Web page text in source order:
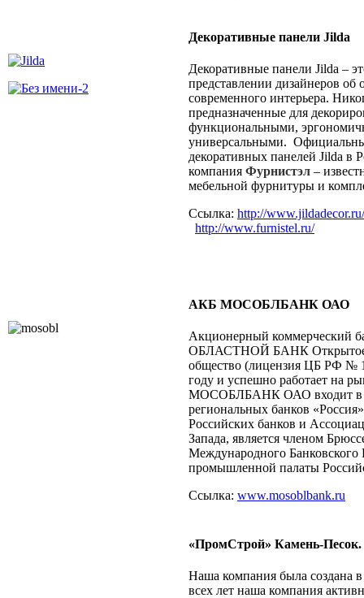
Декоративные панели Jilda
Декоративные панели Jilda –
представлении дизайнеров об
современного интерьера.
предназначенные для
функциональными,
универсальными.
декоративных панелей Jilda в
компания Фурнистэл –
мебельной фурнитуры и
Ссылка: http://
http://www.furnistel.ru/
АКБ МОСОБЛБАНК ОАО
Акционерный
ОБЛАСТНОЙ БАНК Открытое
общество (лицензия ЦБ РФ №
году и успешно работает на
МОСОБЛБАНК ОАО входит в
региональных банков
Российских банков и
Запада, является членом
Международного Банковского
промышленной палаты
Ссылка: www.mosoblbank.ru
«ПромСтрой» Камень-Песок.
Наша компания была создана
всех лет наша компания